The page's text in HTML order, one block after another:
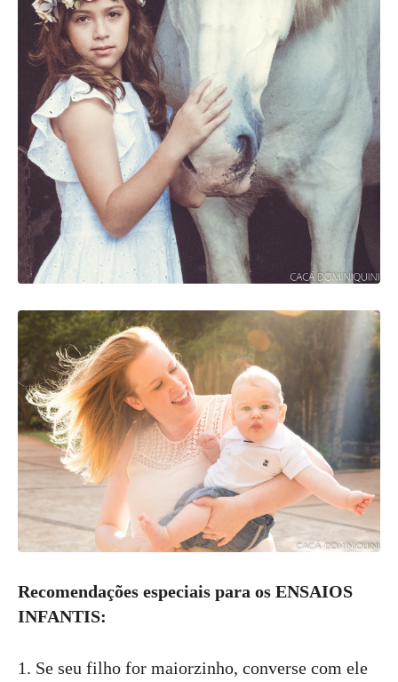
Recomendações especiais para os ENSAIOS
INFANTIS:
1. Se seu filho for maiorzinho, converse com ele